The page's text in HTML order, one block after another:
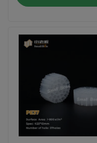
Medi filtranti
Bio- media di